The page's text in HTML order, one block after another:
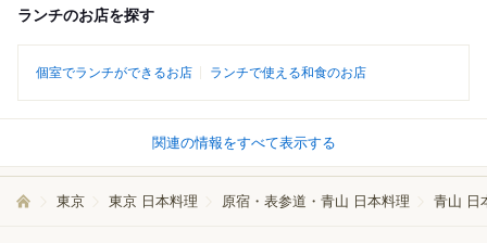
ランチのお店を探す
個室でランチができるお店 ランチで使える和食のお店
関連の情報をすべて表示する
東京 東京 日本料理 原宿・表参道・青山 日本料理 青山 日